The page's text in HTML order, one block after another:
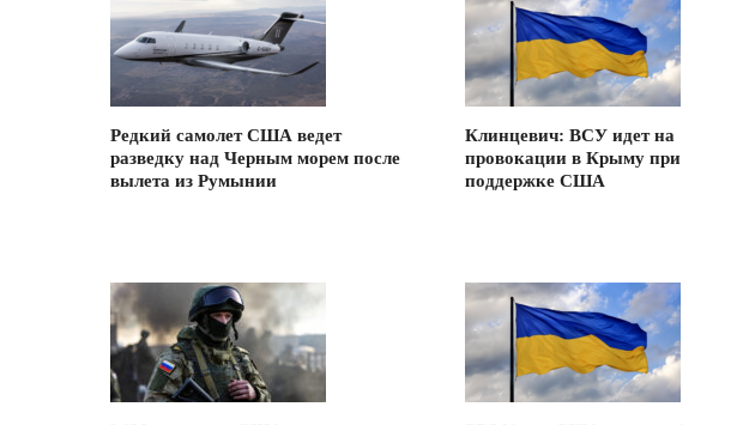
Редкий самолет США ведет
разведку над Черным морем после
вылета из Румынии
Клинцевич: ВСУ идет на
провокации в Крыму при
поддержке США